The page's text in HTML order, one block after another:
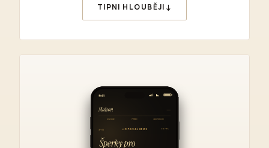
TIPNI HLOUBĚJI ↓